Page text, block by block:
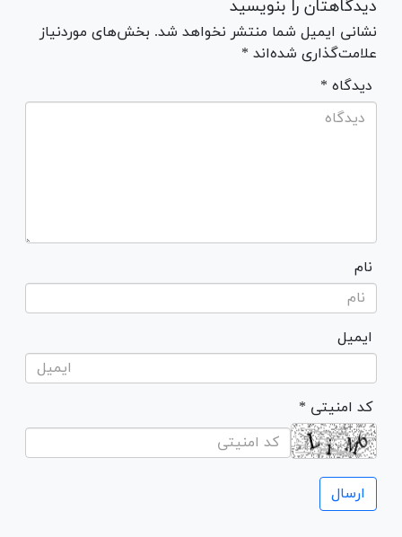
دیدگاهتان را بنویسید
نشانی ایمیل شما منتشر نخواهد شد. بخش‌های موردنیاز
علامت‌گذاری شده‌اند *
* دیدگاه
نام
ایمیل
* کد امنیتی